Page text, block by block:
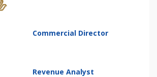
Commercial Director
Revenue Analyst